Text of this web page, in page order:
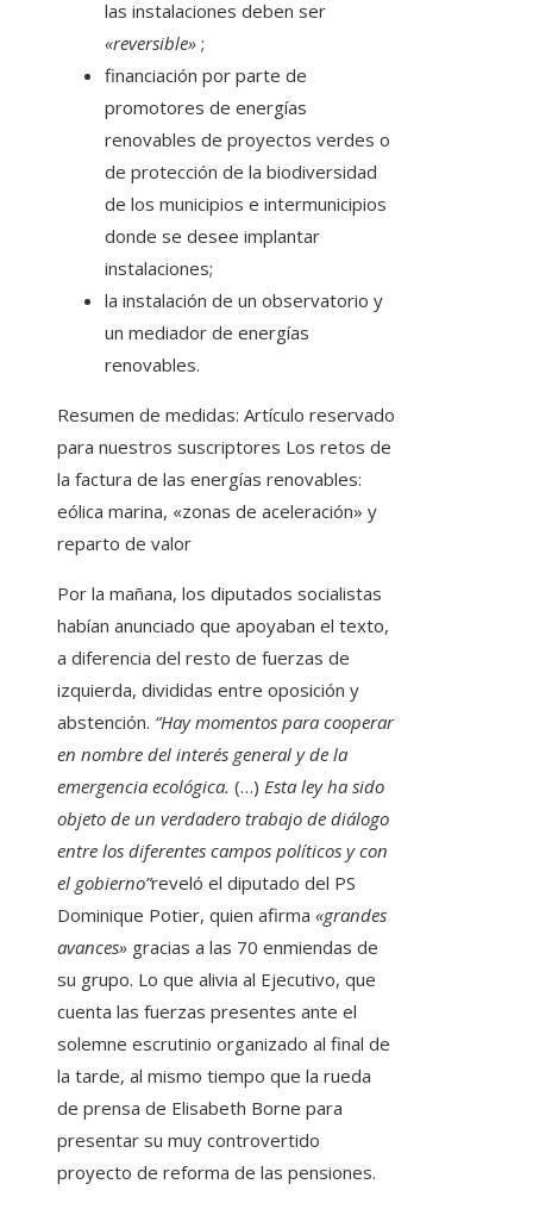
las instalaciones deben ser
«reversible» ;
financiación por parte de
promotores de energías
renovables de proyectos verdes o
de protección de la biodiversidad
de los municipios e intermunicipios
donde se desee implantar
instalaciones;
la instalación de un observatorio y
un mediador de energías
renovables.
Resumen de medidas: Artículo reservado
para nuestros suscriptores Los retos de
la factura de las energías renovables:
eólica marina, «zonas de aceleración» y
reparto de valor
Por la mañana, los diputados socialistas
habían anunciado que apoyaban el texto,
a diferencia del resto de fuerzas de
izquierda, divididas entre oposición y
abstención. “Hay momentos para cooperar
en nombre del interés general y de la
emergencia ecológica. (…) Esta ley ha sido
objeto de un verdadero trabajo de diálogo
entre los diferentes campos políticos y con
el gobierno”reveló el diputado del PS
Dominique Potier, quien afirma «grandes
avances» gracias a las 70 enmiendas de
su grupo. Lo que alivia al Ejecutivo, que
cuenta las fuerzas presentes ante el
solemne escrutinio organizado al final de
la tarde, al mismo tiempo que la rueda
de prensa de Elisabeth Borne para
presentar su muy controvertido
proyecto de reforma de las pensiones.